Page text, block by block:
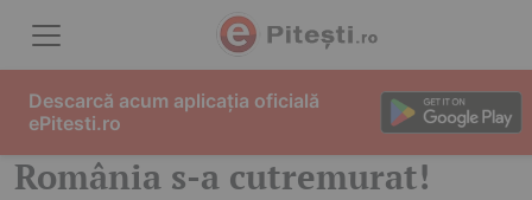
România s-a cutremurat!
Descarcă acum aplicația oficială
ePitesti.ro